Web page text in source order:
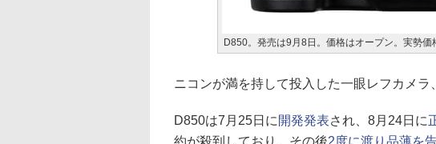
D850。発売は9月8日。価格はオープン。実勢価
ニコンが満を持して投入した一眼レフカメラ
D850は7月25日に 開発発表され、8月24日に
約が殺到しており、その後2度に渡り品薄を